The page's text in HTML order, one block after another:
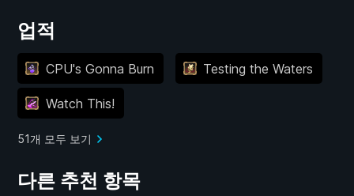
업적
CPU's Gonna Burn Testing the Waters
Watch This!
51개 모두 보기
다른 추천 항목